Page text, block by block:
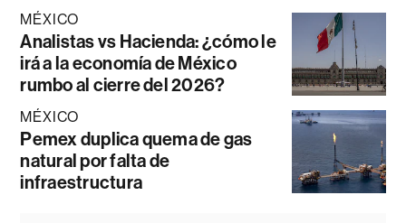
MÉXICO
Analistas vs Hacienda: ¿cómo le
irá a la economía de México
rumbo al cierre del 2026?
MÉXICO
Pemex duplica quema de gas
natural por falta de
infraestructura